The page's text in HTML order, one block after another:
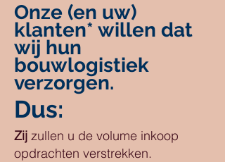
Onze (en uw)
klanten* willen dat
wij hun
bouwlogistiek
verzorgen.
Dus:
Zij zullen u de volume inkoop
opdrachten verstrekken.